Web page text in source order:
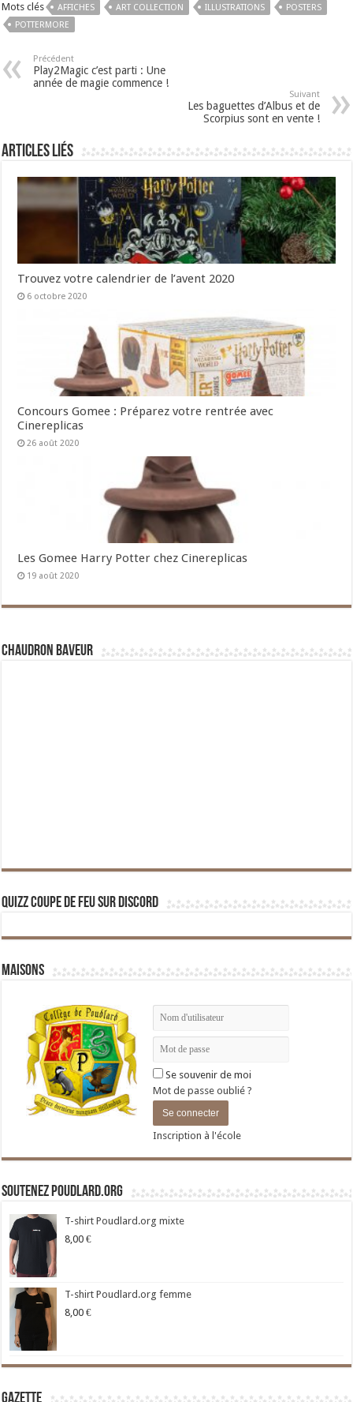
Mots clés AFFICHES ART COLLECTION ILLUSTRATIONS
POSTERS
POTTERMORE
Précédent
Play2Magic c’est parti : Une
année de magie commence !
Suivant
Les baguettes d’Albus et de
Scorpius sont en vente !
Articles liés
Trouvez votre calendrier de l’avent 2020
6 octobre 2020
Concours Gomee : Préparez votre rentrée avec
Cinereplicas
26 août 2020
Les Gomee Harry Potter chez Cinereplicas
19 août 2020
Chaudron Baveur
Quizz Coupe de Feu sur Discord
Maisons
Se souvenir de moi
Mot de passe oublié ?
Inscription à l'école
Soutenez Poudlard.org
T-shirt Poudlard.org mixte
8,00 €
T-shirt Poudlard.org femme
8,00 €